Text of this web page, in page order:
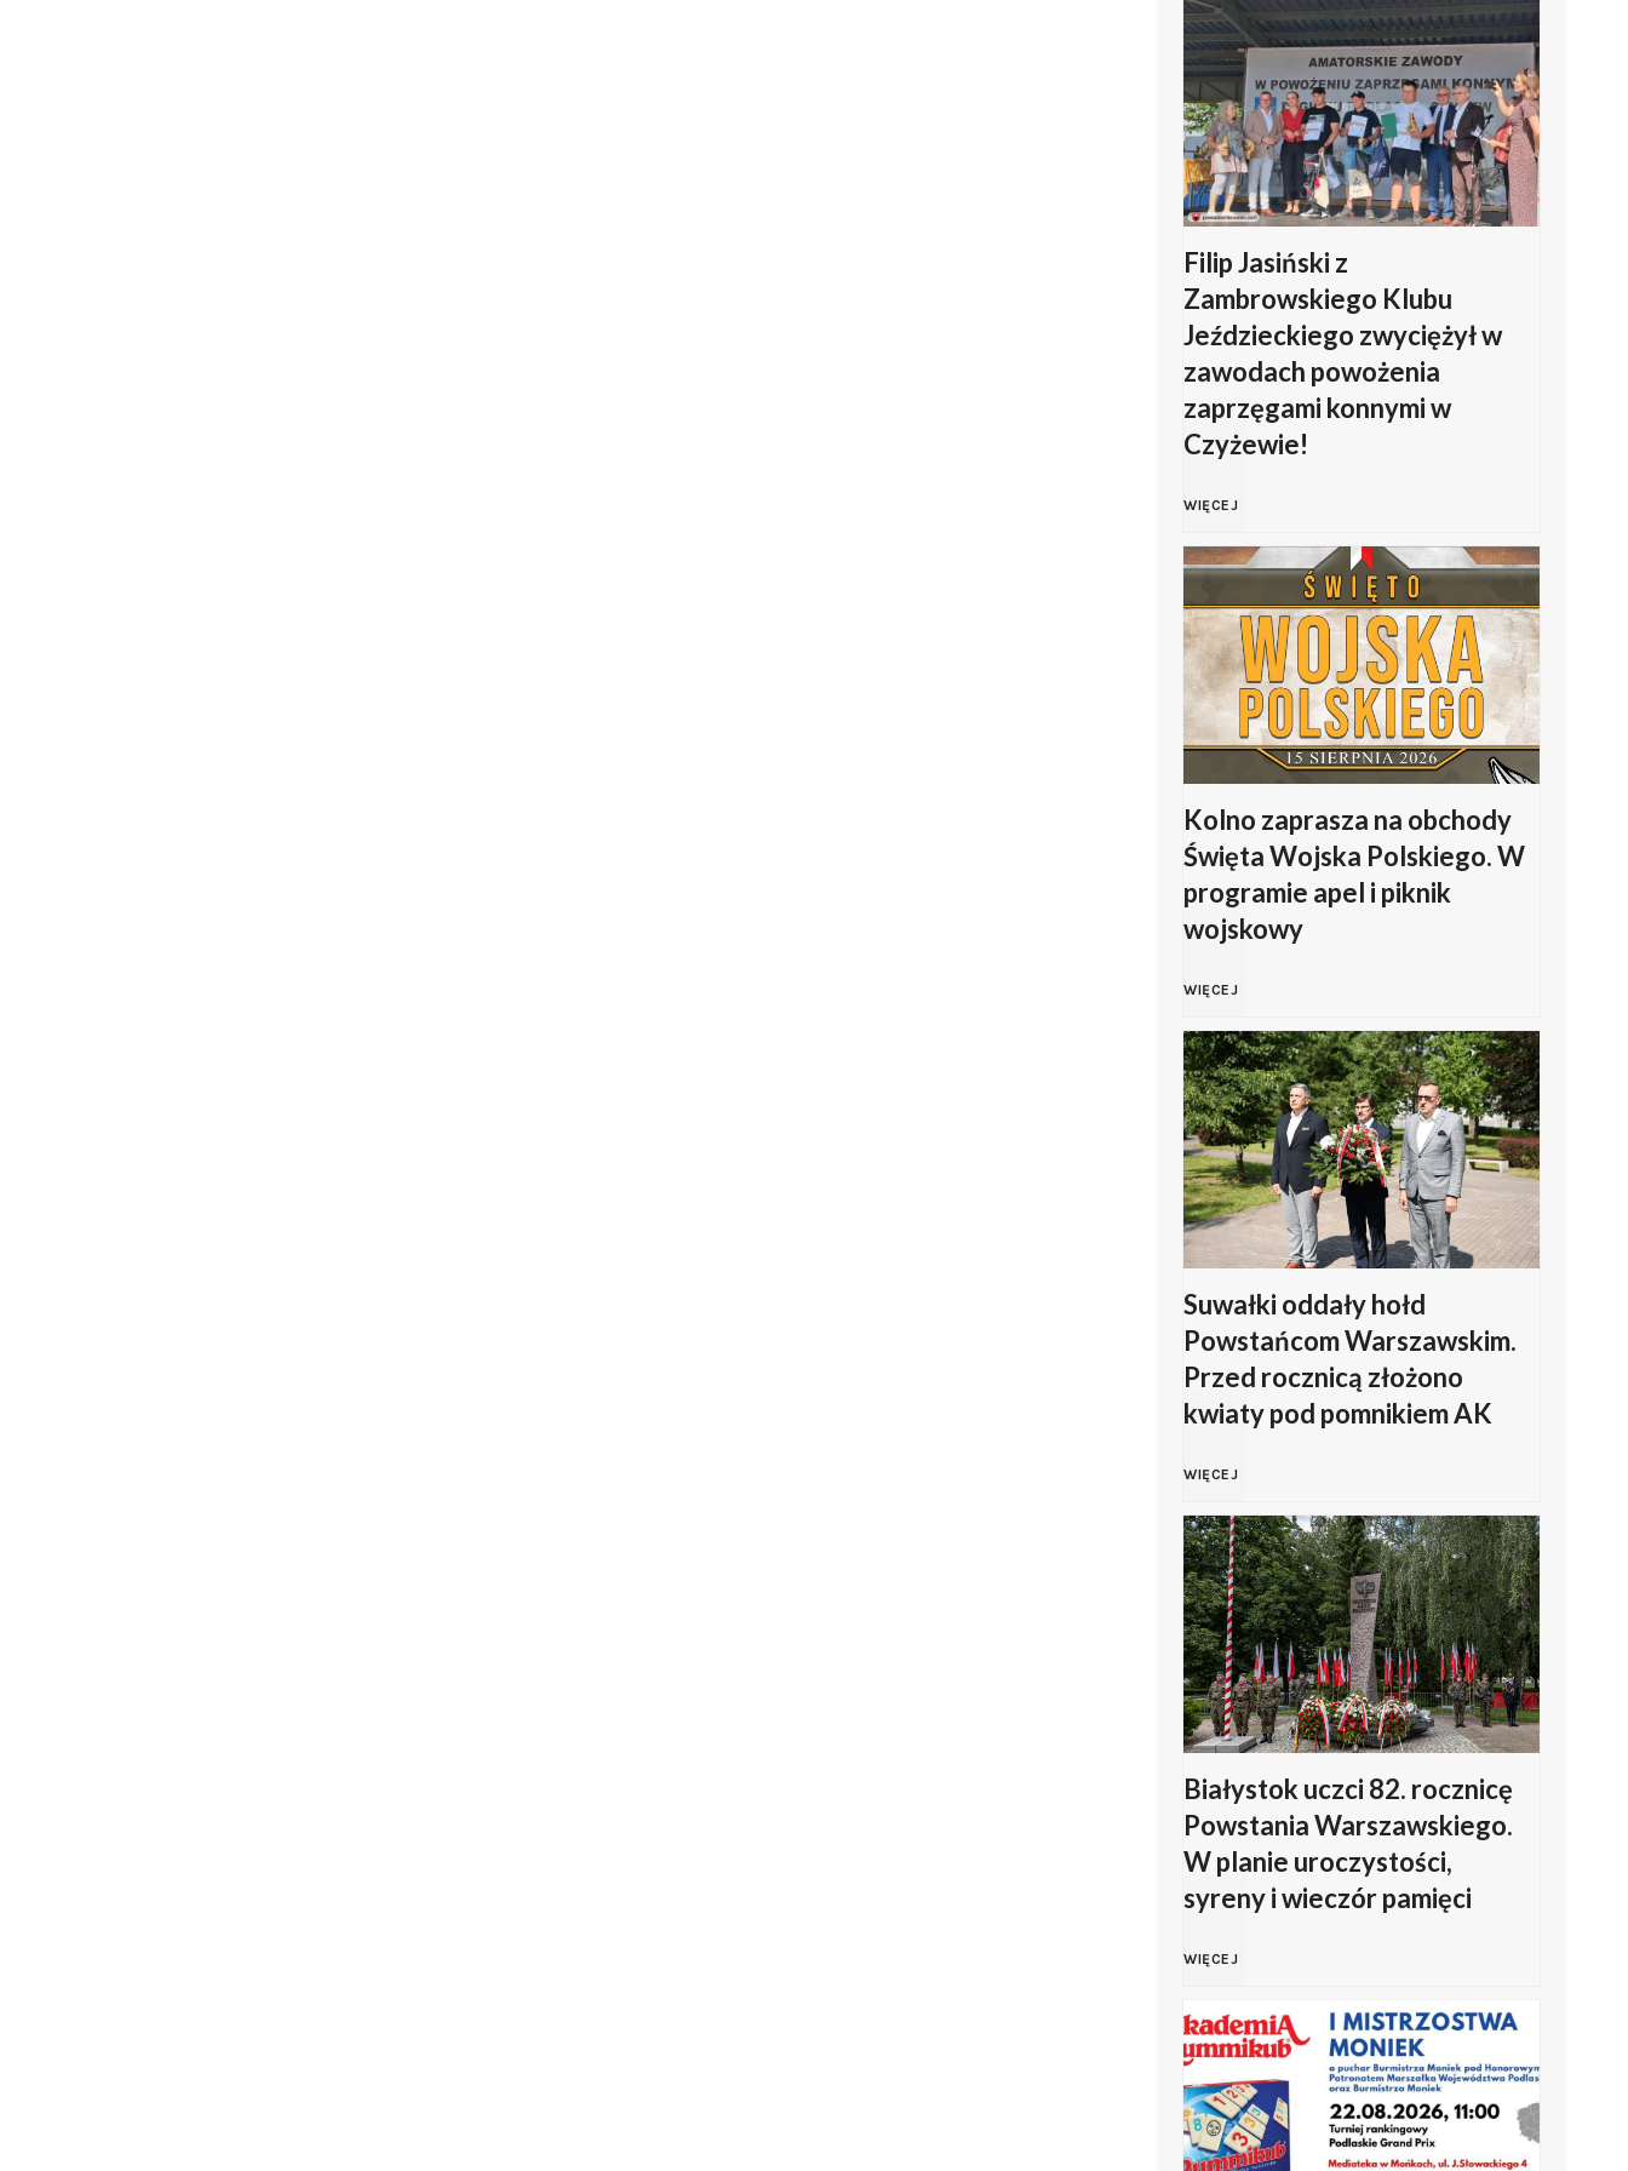
Filip Jasiński z
Zambrowskiego Klubu
Jeździeckiego zwyciężył w
zawodach powożenia
zaprzęgami konnymi w
Czyżewie!
WIĘCEJF
i
l
i
p
a
s
i
ń
s
k
Z
a
m
b
r
o
w
k
i
e
g
o
K
Kolno zaprasza na obchody
Święta Wojska Polskiego. W
programie apel i piknik
wojskowy
WIĘCEJK
o
l
n
o
a
p
r
a
s
z
a
a
o
b
c
h
o
Suwałki oddały hołd
Powstańcom Warszawskim.
Przed rocznicą złożono
kwiaty pod pomnikiem AK
WIĘCEJS
u
w
a
ł
i
o
d
d
a
ł
Białystok uczci 82. rocznicę
Powstania Warszawskiego.
W planie uroczystości,
syreny i wieczór pamięci
WIĘCEJB
i
a
ł